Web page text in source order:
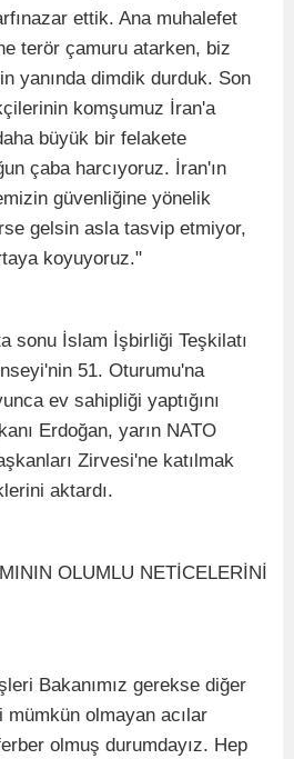
ettik. Ana muhalefet
terör çamuru atarken, biz
yanında dimdik durduk. Son
komşumuz İran'a
büyük bir felakete
çaba harcıyoruz. İran'ın
güvenliğine yönelik
gelsin asla tasvip etmiyor,
koyuyoruz."
sonu İslam İşbirliği Teşkilatı
51. Oturumu'na
ev sahipliği yaptığını
Erdoğan, yarın NATO
Zirvesi'ne katılmak
aktardı.
OLUMLU NETİCELERİNİ
Bakanımız gerekse diğer
mümkün olmayan acılar
olmuş durumdayız. Hep